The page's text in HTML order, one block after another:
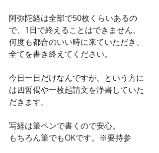
阿弥陀経は全部で50枚くらいあるの
で、1日で終えることはできません。
何度も都合のいい時に来ていただき、
全てを書き終えてください。
今日一日だけなんですが、という方に
は四誓偈や一枚起請文を浄書していた
だきます。
写経は筆ペンで書くので安心。
もちろん筆でもOKです。※要持参